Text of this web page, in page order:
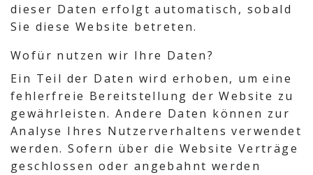
dieser Daten erfolgt automatisch, sobald
Sie diese Website betreten.
Wofür nutzen wir Ihre Daten?
Ein Teil der Daten wird erhoben, um eine
fehlerfreie Bereitstellung der Website zu
gewährleisten. Andere Daten können zur
Analyse Ihres Nutzerverhaltens verwendet
werden. Sofern über die Website Verträge
geschlossen oder angebahnt werden